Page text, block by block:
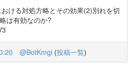
ける対処方略とその効果(2)別れを切
は有効なのか?
@BotKmgi (投稿一覧)